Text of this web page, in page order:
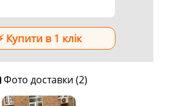
Фото доставки (2)